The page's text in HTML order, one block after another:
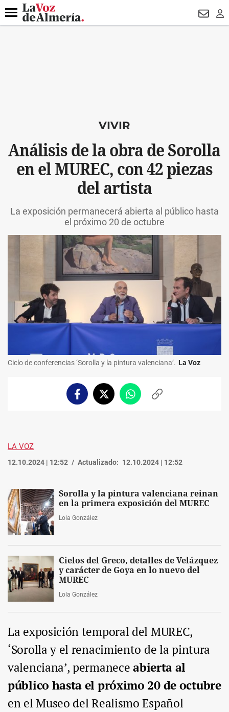
DESTACADO
Menú
VIVIR
Análisis de la obra de Sorolla
en el MUREC, con 42 piezas
del artista
La exposición permanecerá abierta al público hasta
el próximo 20 de octubre
Ciclo de conferencias ‘Sorolla y la pintura valenciana’. La Voz
FacebookTwitterWhatsappCopiar
LA VOZ
12.10.2024 | 12:52 Actualizado: 12.10.2024 | 12:52
Sorolla y la pintura valenciana reinan
en la primera exposición del MUREC
Lola González
Cielos del Greco, detalles de Velázquez
y carácter de Goya en lo nuevo del
MUREC
Lola González
La exposición temporal del MUREC,
‘Sorolla y el renacimiento de la pintura
valenciana’, permaneceabierta al
público hasta el próximo 20 de octubre
en el Museo del Realismo Español